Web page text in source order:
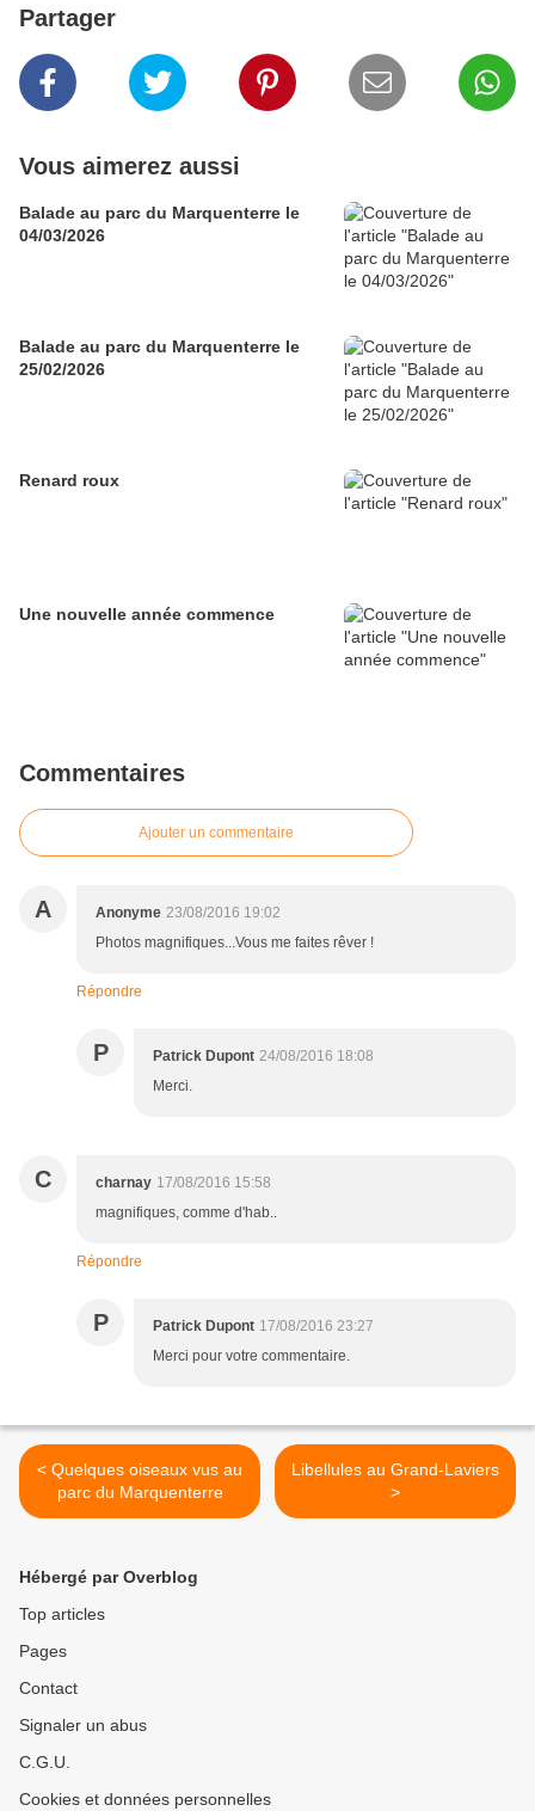
Partager
Vous aimerez aussi
Balade au parc du Marquenterre le
04/03/2026
Balade au parc du Marquenterre le
25/02/2026
Renard roux
Une nouvelle année commence
Commentaires
Ajouter un commentaire
A Anonyme 23/08/2016 19:02
Photos magnifiques...Vous me faites rêver !
Répondre
P Patrick Dupont 24/08/2016 18:08
Merci.
C charnay 17/08/2016 15:58
magnifiques, comme d'hab..
Répondre
P Patrick Dupont 17/08/2016 23:27
Merci pour votre commentaire.
< Quelques oiseaux vus au
parc du Marquenterre
Libellules au Grand-Laviers
>
Hébergé par Overblog
Top articles
Pages
Contact
Signaler un abus
C.G.U.
Cookies et données personnelles